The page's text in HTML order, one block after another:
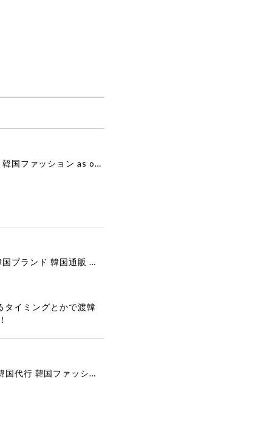
[as”on] BONITA MINI BAG / BLACK 正規品 韓国ブランド 韓国通販 韓国代行 韓国ファッション as on ason エズオン アズオン
[COOR][WOMEN] Faux Suede Three-Button Blazer (Dark Brown) 正規品 韓国ブランド 韓国通販 韓国代行 韓国ファッション クール クーア クアー 日本 店舗
タイミングとかで渡韓
[COYSEIO] COY BUMBLE SNEAKERS GREY 正規品 韓国ブランド 韓国通販 韓国代行 韓国ファッション コイセイオ 日本 店舗